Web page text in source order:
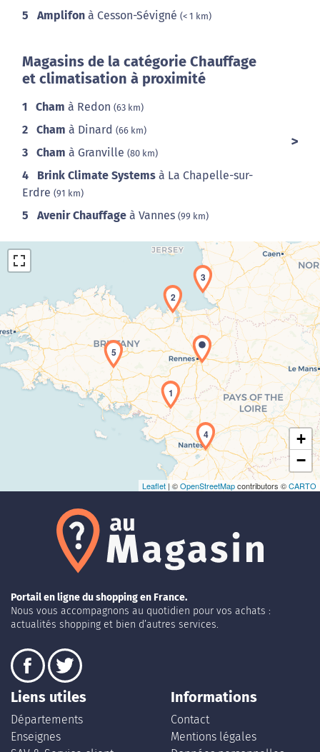
5 Amplifon à Cesson-Sévigné (< 1 km)
Magasins de la catégorie Chauffage
et climatisation à proximité
1 Cham à Redon (63 km)
2 Cham à Dinard (66 km)
3 Cham à Granville (80 km)
4 Brink Climate Systems à La Chapelle-sur-
Erdre (91 km)
5 Avenir Chauffage à Vannes (99 km)
Chargement de la carte en cours...
1
2
3
4
5
+
−
Leaflet | ©OpenStreetMapcontributors ©CARTO
Portail en ligne du shopping en France.
Nous vous accompagnons au quotidien pour vos achats :
actualités shopping et bien d’autres services.
Liens utiles
Départements
Enseignes
Informations
Contact
Mentions légales